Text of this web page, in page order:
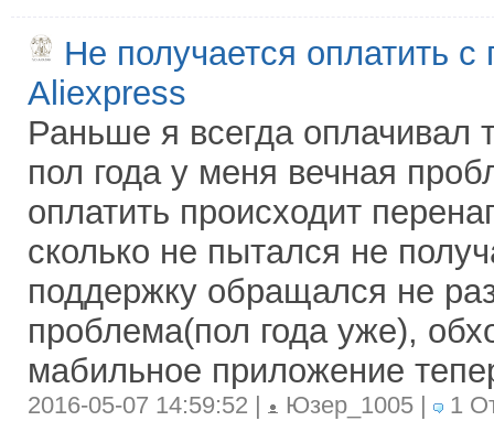
Не получается оплатить
Aliexpress
Раньше я всегда оплачивал
пол года у меня вечная
оплатить происходит
сколько не пытался не
поддержку обращался не
проблема(пол года уже),
мабильное приложение
2016-05-07 14:59:52 | Юзер_1005 | 1